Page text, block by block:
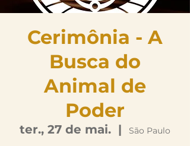
Cerimônia - A
Busca do
Animal de
Poder
ter., 27 de mai.
  |
São Paulo